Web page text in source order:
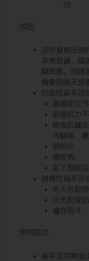
況
成因
足弓發育出現
非常普遍，隨
顯改善。而隨
機會因後天因
功能性扁平足
過重使足
筋踺肌力
脛後肌腱
內翻等，
關節炎
糖尿病
距下關節
結構性扁平足
先天性韌
先天跗骨
遺存因子
常見症狀
扁平足初期並